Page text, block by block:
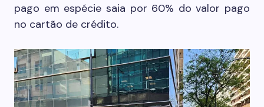
pago em espécie saia por 60% do valor pago
no cartão de crédito.